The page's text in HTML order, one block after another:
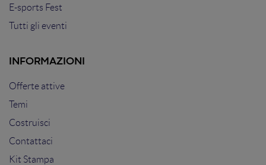
E-sports Fest
Tutti gli eventi
INFORMAZIONI
Offerte attive
Temi
Costruisci
Contattaci
Kit Stampa